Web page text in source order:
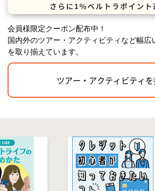
会員様限定クーポン配布中！
国内外のツアー・アクティビティなど幅広
を取り揃えています。
ツアー・アクティビティ